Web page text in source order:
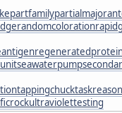
partfamilypartialmajorant
randomcoloration
seawaterpump
tappingchuck
ultraviolettesting